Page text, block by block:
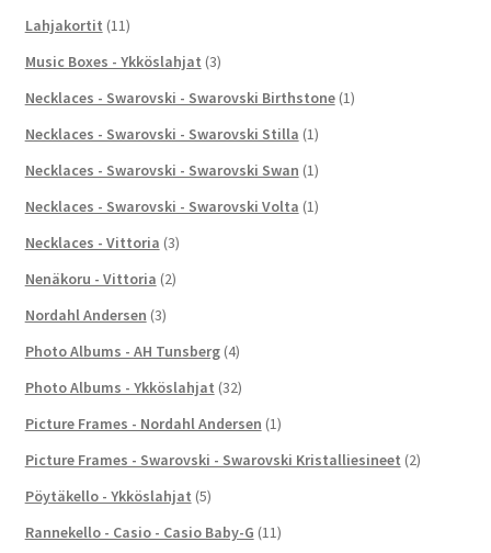
Lahjakortit (11)
Music Boxes - Ykköslahjat (3)
Necklaces - Swarovski - Swarovski Birthstone (1)
Necklaces - Swarovski - Swarovski Stilla (1)
Necklaces - Swarovski - Swarovski Swan (1)
Necklaces - Swarovski - Swarovski Volta (1)
Necklaces - Vittoria (3)
Nenäkoru - Vittoria (2)
Nordahl Andersen (3)
Photo Albums - AH Tunsberg (4)
Photo Albums - Ykköslahjat (32)
Picture Frames - Nordahl Andersen (1)
Picture Frames - Swarovski - Swarovski Kristalliesineet (2)
Pöytäkello - Ykköslahjat (5)
Rannekello - Casio - Casio Baby-G (11)